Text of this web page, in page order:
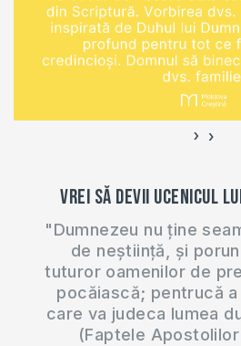
‹ ›
Vrei să devii ucenicul
"Dumnezeu nu ține
de neștiință, și
tuturor oamenilor de
pocăiască; pentrucă
care va judeca lumea
(Faptele